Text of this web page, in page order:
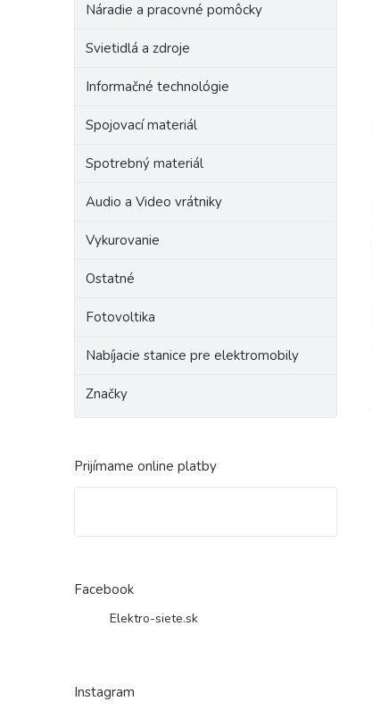
Náradie a pracovné pomôcky
Svietidlá a zdroje
Informačné technológie
Spojovací materiál
Spotrebný materiál
Audio a Video vrátniky
Vykurovanie
Ostatné
Fotovoltika
Nabíjacie stanice pre elektromobily
Značky
Prijímame online platby
Facebook
Elektro-siete.sk
Instagram